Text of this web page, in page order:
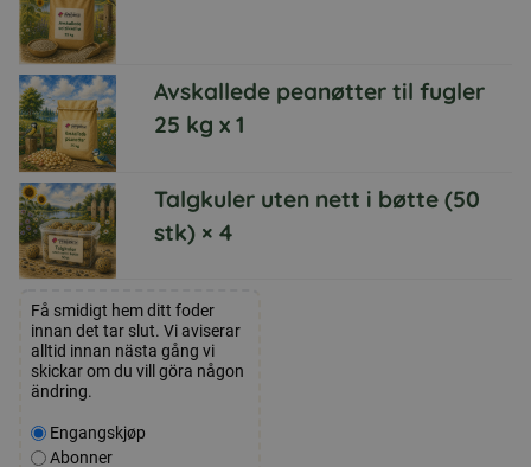
Avskallede peanøtter til fugler
25 kg x 1
Talgkuler uten nett i bøtte (50
stk)× 4
Få smidigt hem ditt foder
innan det tar slut. Vi aviserar
alltid innan nästa gång vi
skickar om du vill göra någon
ändring.
Velg
kjøpstype
Engangskjøp
Abonner